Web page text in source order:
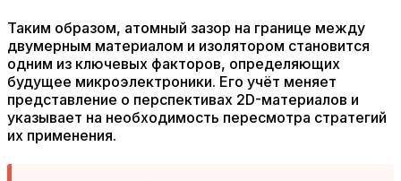
Таким образом, атомный зазор на границе между
двумерным материалом и изолятором становится
одним из ключевых факторов, определяющих
будущее микроэлектроники. Его учёт меняет
представление о перспективах 2D-материалов и
указывает на необходимость пересмотра стратегий
их применения.